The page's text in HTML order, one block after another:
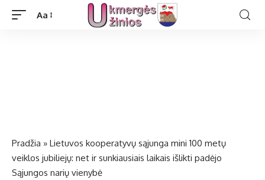
Aa
Pradžia » Lietuvos kooperatyvų sąjunga mini 100 metų
veiklos jubiliejų: net ir sunkiausiais laikais išlikti padėjo
Sąjungos narių vienybė